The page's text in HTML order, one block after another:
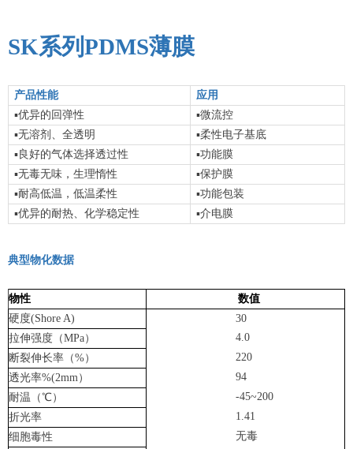
SK系列PDMS薄膜
产品性能 应用
▪优异的回弹性 ▪微流控
▪无溶剂、全透明 ▪柔性电子基底
▪ 良好的气体选择透过性 ▪功能膜
▪无毒无味，生理惰性 ▪保护膜
▪耐高低温，低温柔性 ▪功能包装
▪优异的耐热、化学稳定性 ▪介电膜
典型物化数据
物性
数值
硬度(Shore A)
30
拉伸强度（MPa）
4.0
断裂伸长率（%）
220
透光率%(2mm）
94
耐温（℃）
-45~200
折光率
1.41
细胞毒性
无毒